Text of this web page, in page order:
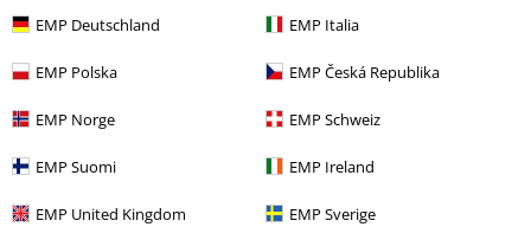
EMP Deutschland EMP Italia
EMP Polska EMP Česká Republika
EMP Norge EMP Schweiz
EMP Suomi EMP Ireland
EMP United Kingdom EMP Sverige